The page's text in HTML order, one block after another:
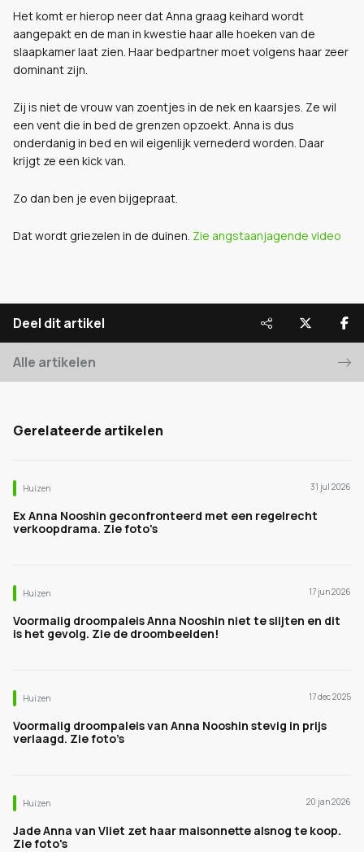
Het komt er hierop neer dat Anna graag keihard wordt
aangepakt en de man in kwestie haar alle hoeken van de
slaapkamer laat zien. Haar bedpartner moet volgens haar zeer
dominant zijn.
Zij is niet de vrouw van zoentjes in de nek en kaarsjes. Ze wil
een vent die in bed de grenzen opzoekt. Anna is dus
onderdanig in bed en wil eigenlijk vernederd worden. Daar
krijgt ze een kick van.
Zo dan ben je even bijgepraat.
Dat wordt griezelen in de duinen. Zie angstaanjagende video
Deel dit artikel
Alle artikelen
Gerelateerde artikelen
Huizen 31 jul 2026
Ex Anna Nooshin geconfronteerd met een regelrecht
verkoopdrama. Zie foto's
Huizen 17 jun 2026
Voormalig droompaleis Anna Nooshin niet te slijten en dit
is het gevolg. Zie de droombeelden!
Huizen 17 dec 2025
Voormalig droompaleis van Anna Nooshin stevig in prijs
verlaagd. Zie foto’s
Huizen 20 jan 2026
Jade Anna van Vliet zet haar maisonnette alsnog te koop.
Zie foto's